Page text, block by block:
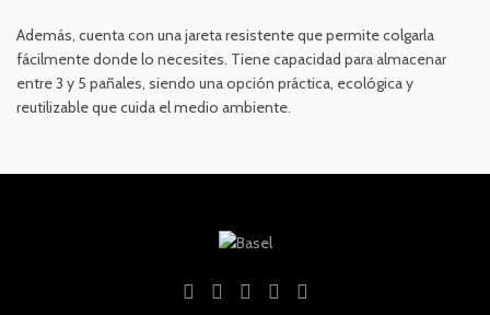
Además, cuenta con una jareta resistente que permite colgarla
fácilmente donde lo necesites. Tiene capacidad para almacenar
entre 3 y 5 pañales, siendo una opción práctica, ecológica y
reutilizable que cuida el medio ambiente.